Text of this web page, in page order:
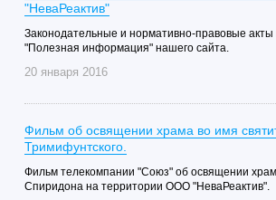
"НеваРеактив"
Законодательные и нормативно-правовые акты
"Полезная информация" нашего сайта.
20 января 2016
Фильм об освящении храма во имя
Тримифунтского.
Фильм телекомпании "Союз" об освящении
Спиридона на территории ООО "НеваРеактив".